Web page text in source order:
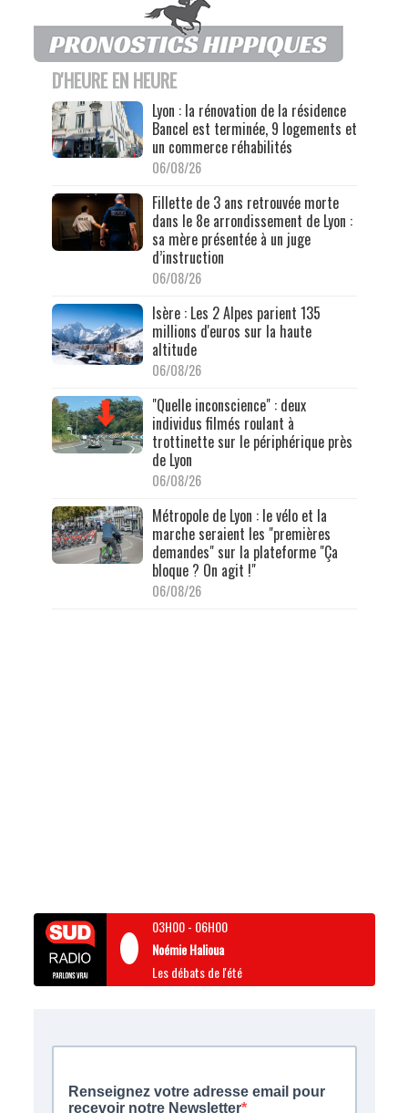
D'HEURE EN HEURE
Lyon : la rénovation de la résidence
Bancel est terminée, 9 logements et
un commerce réhabilités
06/08/26
Fillette de 3 ans retrouvée morte
dans le 8e arrondissement de Lyon :
sa mère présentée à un juge
d’instruction
06/08/26
Isère : Les 2 Alpes parient 135
millions d'euros sur la haute
altitude
06/08/26
"Quelle inconscience" : deux
individus filmés roulant à
trottinette sur le périphérique près
de Lyon
06/08/26
Métropole de Lyon : le vélo et la
marche seraient les "premières
demandes" sur la plateforme "Ça
bloque ? On agit !"
06/08/26
03H00- 06H00
Noémie Halioua
Les débats de l'été